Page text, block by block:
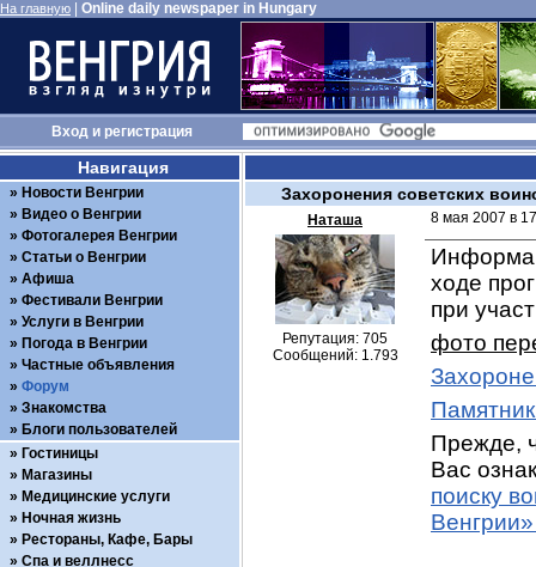
На главную Online daily newspaper in Hungary
Входи регистрация
Захоронения советских
Наташа
Репутация: 705
Сообщений: 1.793
8 мая 2007 в
ходе
при
фото
Прежде,
Вас
поиску
Навигация
Новости Венгрии
Видео о Венгрии
Фотогалерея Венгрии
Статьи о Венгрии
Афиша
Фестивали Венгрии
Услуги в Венгрии
Погода в Венгрии
Частные объявления
Форум
Знакомства
Блоги пользователей
Гостиницы
Магазины
Медицинские услуги
Ночная жизнь
Рестораны, Кафе, Бары
Спа и веллнесс